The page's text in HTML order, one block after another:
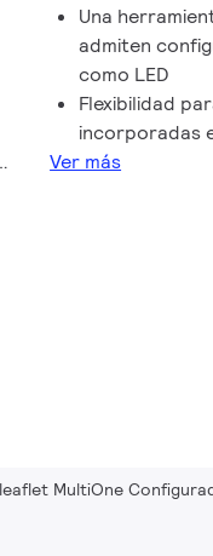
Una
admiten
como LED
Flexibilidad
incorporadas
Ver más
MultiOne